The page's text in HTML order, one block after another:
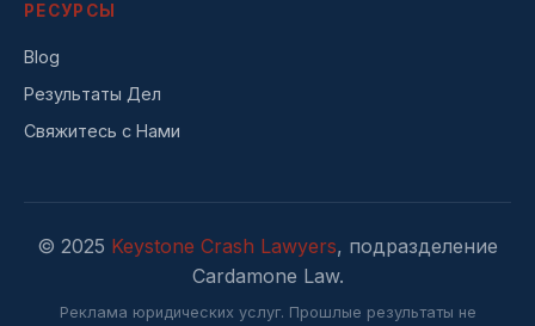
РЕСУРСЫ
Blog
Результаты Дел
Свяжитесь с Нами
© 2025 Keystone Crash Lawyers, подразделение
Cardamone Law.
Реклама юридических услуг. Прошлые результаты не